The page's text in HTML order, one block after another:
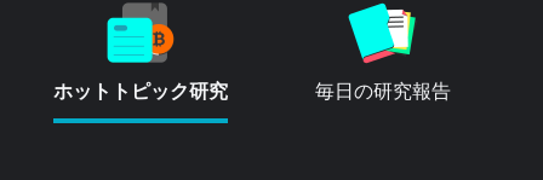
ホットトピック研究 毎日の研究報告